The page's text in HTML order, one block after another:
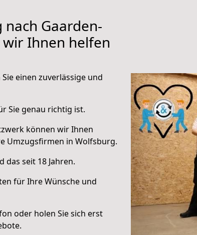
Gaarden-
wir Ihnen helfen
Sie einen zuverlässige und
Sie genau richtig ist.
können wir Ihnen
Umzugsfirmen in Wolfsburg.
das seit 18 Jahren.
für Ihre Wünsche und
oder holen Sie sich erst